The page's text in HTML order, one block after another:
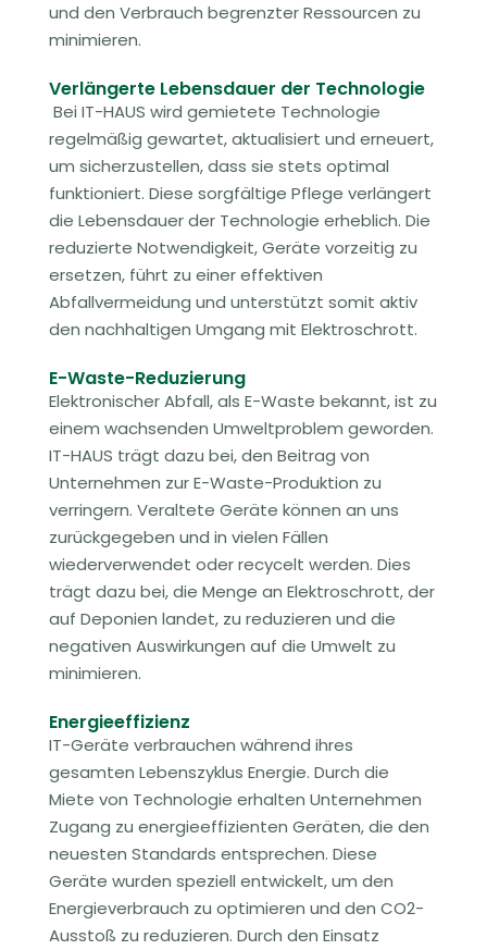
und den Verbrauch begrenzter Ressourcen zu
minimieren.
Verlängerte Lebensdauer der Technologie
Bei IT-HAUS wird gemietete Technologie
regelmäßig gewartet, aktualisiert und erneuert,
um sicherzustellen, dass sie stets optimal
funktioniert. Diese sorgfältige Pflege verlängert
die Lebensdauer der Technologie erheblich. Die
reduzierte Notwendigkeit, Geräte vorzeitig zu
ersetzen, führt zu einer effektiven
Abfallvermeidung und unterstützt somit aktiv
den nachhaltigen Umgang mit Elektroschrott.
E-Waste-Reduzierung
Elektronischer Abfall, als E-Waste bekannt, ist zu
einem wachsenden Umweltproblem geworden.
IT-HAUS trägt dazu bei, den Beitrag von
Unternehmen zur E-Waste-Produktion zu
verringern. Veraltete Geräte können an uns
zurückgegeben und in vielen Fällen
wiederverwendet oder recycelt werden. Dies
trägt dazu bei, die Menge an Elektroschrott, der
auf Deponien landet, zu reduzieren und die
negativen Auswirkungen auf die Umwelt zu
minimieren.
Energieeffizienz
IT-Geräte verbrauchen während ihres
gesamten Lebenszyklus Energie. Durch die
Miete von Technologie erhalten Unternehmen
Zugang zu energieeffizienten Geräten, die den
neuesten Standards entsprechen. Diese
Geräte wurden speziell entwickelt, um den
Energieverbrauch zu optimieren und den CO2-
Ausstoß zu reduzieren. Durch den Einsatz